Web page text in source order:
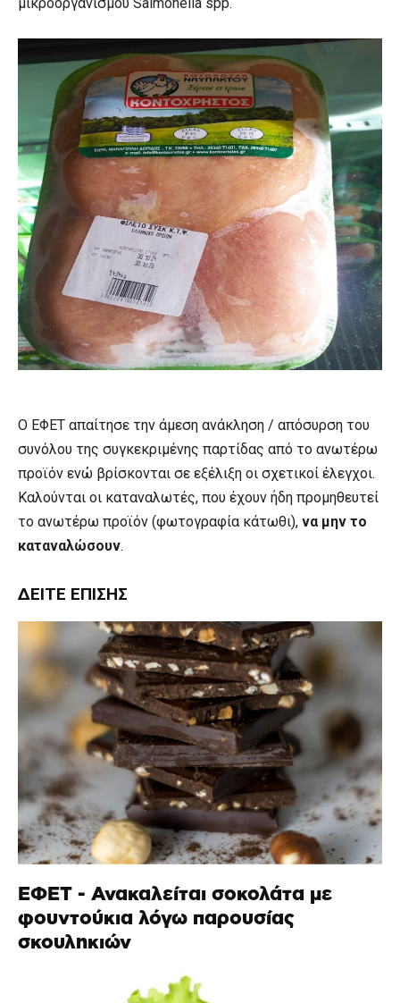
Ο ΕΦΕΤ απαίτησε την άμεση ανάκληση / απόσυρση του
συνόλου της συγκεκριμένης παρτίδας από το ανωτέρω
προϊόν ενώ βρίσκονται σε εξέλιξη οι σχετικοί έλεγχοι.
Καλούνται οι καταναλωτές, που έχουν ήδη προμηθευτεί
το ανωτέρω προϊόν (φωτογραφία κάτωθι), να μην το
καταναλώσουν.
ΔΕΊΤΕ ΕΠΊΣΗΣ
ΕΦΕΤ - Ανακαλείται σοκολάτα με
φουντούκια λόγω παρουσίας
σκουληκιών